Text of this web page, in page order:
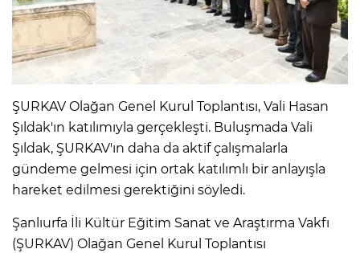
ŞURKAV Olağan Genel Kurul Toplantısı, Vali Hasan
Şıldak'ın katılımıyla gerçekleşti. Buluşmada Vali
Şıldak, ŞURKAV'ın daha da aktif çalışmalarla
gündeme gelmesi için ortak katılımlı bir anlayışla
hareket edilmesi gerektiğini söyledi.
Şanlıurfa İli Kültür Eğitim Sanat ve Araştırma Vakfı
(ŞURKAV) Olağan Genel Kurul Toplantısı